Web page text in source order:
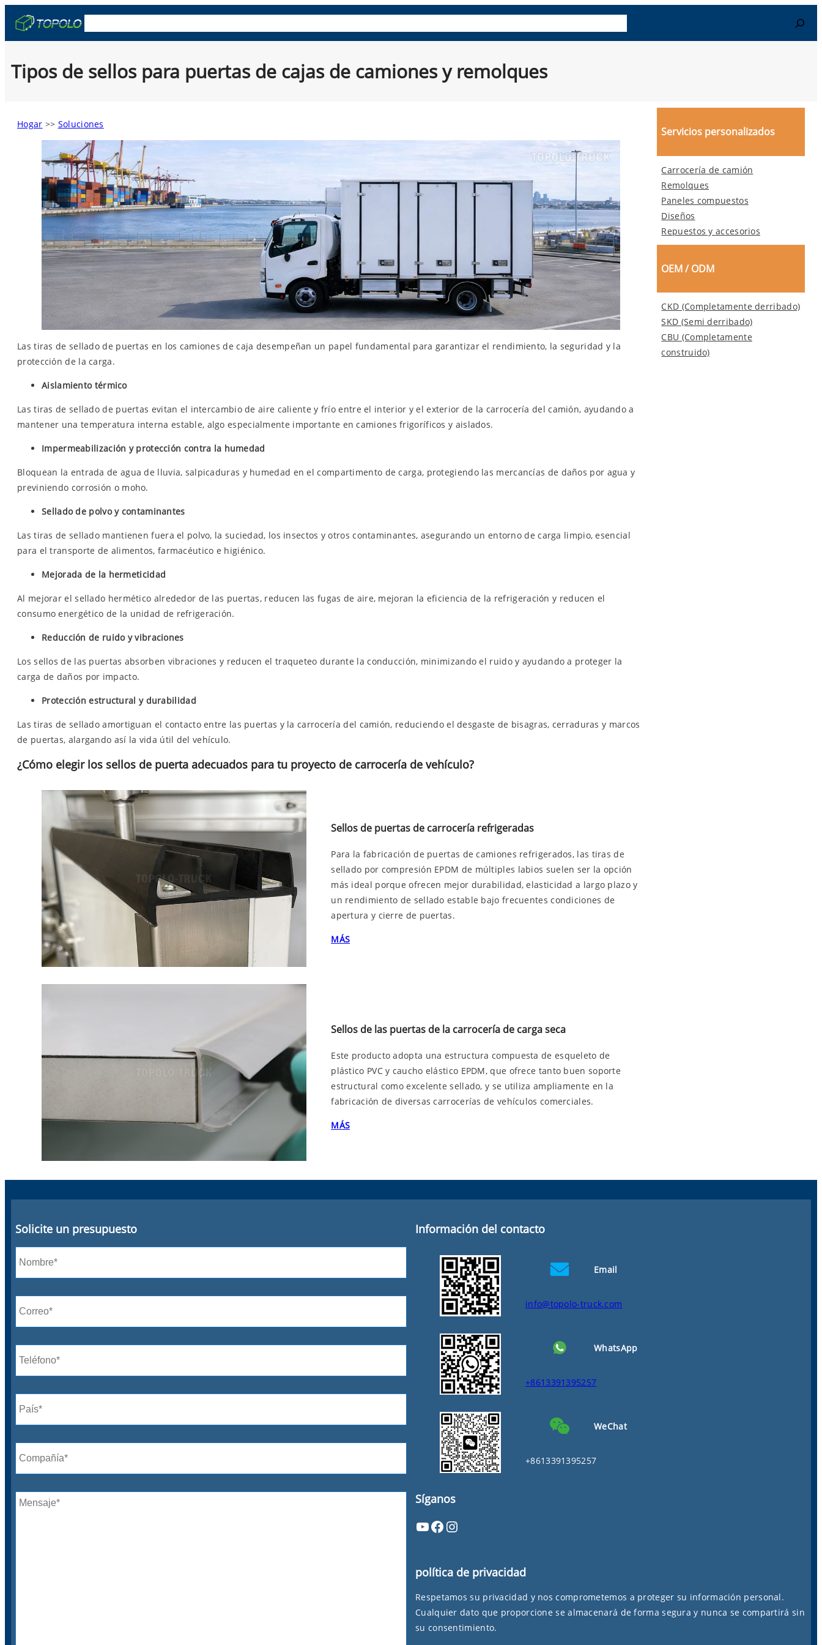
content
Search
Tipos de sellos para puertas de cajas de camiones y remolques
Hogar >> Soluciones
Las tiras de sellado de puertas en los camiones de caja desempeñan un papel fundamental para garantizar el rendimiento, la seguridad y la
protección de la carga.
Aislamiento térmico
Las tiras de sellado de puertas evitan el intercambio de aire caliente y frío entre el interior y el exterior de la carrocería del camión, ayudando a
mantener una temperatura interna estable, algo especialmente importante en camiones frigoríficos y aislados.
Impermeabilización y protección contra la humedad
Bloquean la entrada de agua de lluvia, salpicaduras y humedad en el compartimento de carga, protegiendo las mercancías de daños por agua y
previniendo corrosión o moho.
Sellado de polvo y contaminantes
Las tiras de sellado mantienen fuera el polvo, la suciedad, los insectos y otros contaminantes, asegurando un entorno de carga limpio, esencial
para el transporte de alimentos, farmacéutico e higiénico.
Mejorada de la hermeticidad
Al mejorar el sellado hermético alrededor de las puertas, reducen las fugas de aire, mejoran la eficiencia de la refrigeración y reducen el
consumo energético de la unidad de refrigeración.
Reducción de ruido y vibraciones
Los sellos de las puertas absorben vibraciones y reducen el traqueteo durante la conducción, minimizando el ruido y ayudando a proteger la
carga de daños por impacto.
Protección estructural y durabilidad
Las tiras de sellado amortiguan el contacto entre las puertas y la carrocería del camión, reduciendo el desgaste de bisagras, cerraduras y marcos
de puertas, alargando así la vida útil del vehículo.
¿Cómo elegir los sellos de puerta adecuados para tu proyecto de carrocería de vehículo?
Sellos de puertas de carrocería refrigeradas
Para la fabricación de puertas de camiones refrigerados, las tiras de
sellado por compresión EPDM de múltiples labios suelen ser la opción
más ideal porque ofrecen mejor durabilidad, elasticidad a largo plazo y
un rendimiento de sellado estable bajo frecuentes condiciones de
apertura y cierre de puertas.
MÁS
Sellos de las puertas de la carrocería de carga seca
Este producto adopta una estructura compuesta de esqueleto de
plástico PVC y caucho elástico EPDM, que ofrece tanto buen soporte
estructural como excelente sellado, y se utiliza ampliamente en la
fabricación de diversas carrocerías de vehículos comerciales.
MÁS
Servicios personalizados
Carrocería de camión
Remolques
Paneles compuestos
Diseños
Repuestos y accesorios
OEM / ODM
CKD (Completamente derribado)
SKD (Semi derribado)
CBU (Completamente
construido)
Solicite un presupuesto Información del contacto
Email
info@topolo-truck.com
WhatsApp
+8613391395257
WeChat
+8613391395257
Síganos
YouTube Facebook Instagram
política de privacidad
Respetamos su privacidad y nos comprometemos a proteger su información personal.
Cualquier dato que proporcione se almacenará de forma segura y nunca se compartirá sin
su consentimiento.